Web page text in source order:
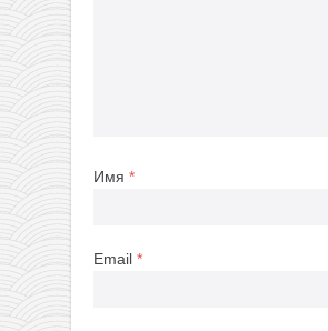
Имя *
Email *